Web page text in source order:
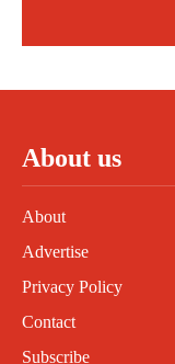
About us
About
Advertise
Privacy Policy
Contact
Subscribe